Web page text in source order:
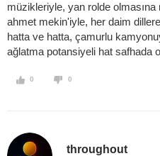
müzikleriyle, yan rolde
ahmet mekin'iyle, her daim
hatta ve hatta, çamurlu
ağlatma potansiyeli hat safhada
0 0
throughout